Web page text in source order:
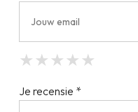
★
★ ★
★ ★ ★
★ ★ ★ ★
★ ★ ★ ★ ★
Je recensie *